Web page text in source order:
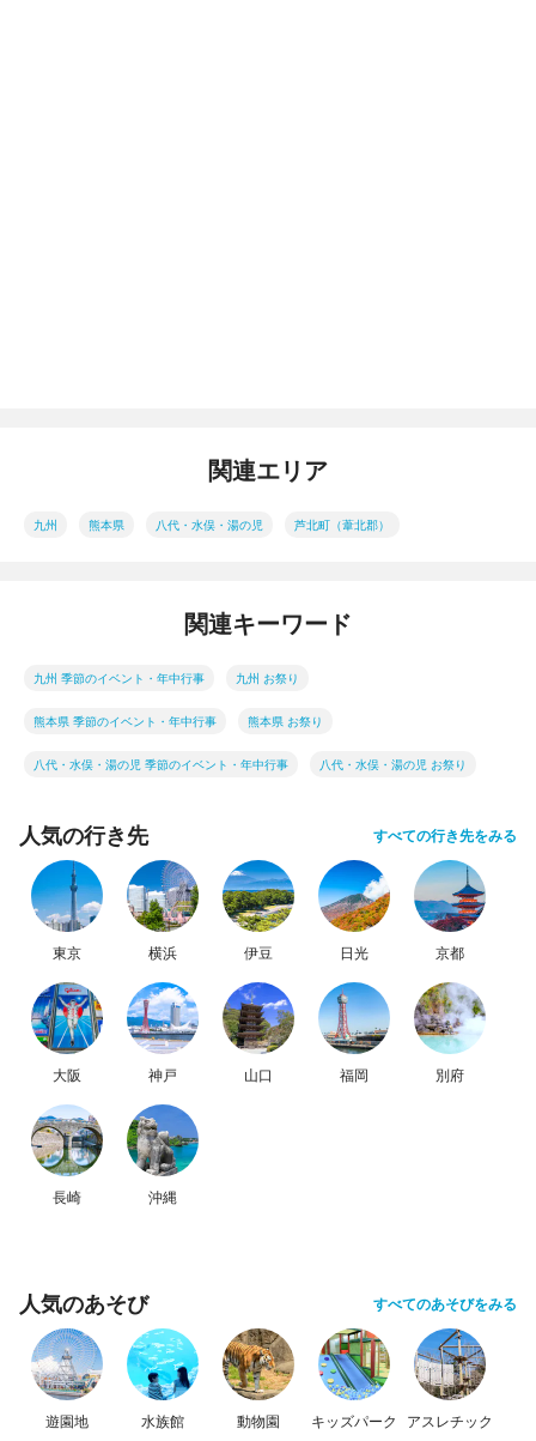
関連エリア
九州 熊本県 八代・水俣・湯の児 芦北町（葦北郡）
関連キーワード
九州 季節のイベント・年中行事 九州 お祭り
熊本県 季節のイベント・年中行事 熊本県 お祭り
八代・水俣・湯の児 季節のイベント・年中行事 八代・水俣・湯の児 お祭り
人気の行き先 すべての行き先をみる
東京 横浜 伊豆 日光 京都
大阪 神戸 山口 福岡 別府
長崎 沖縄
人気のあそび すべてのあそびをみる
遊園地 水族館 動物園 キッズパーク アスレチック